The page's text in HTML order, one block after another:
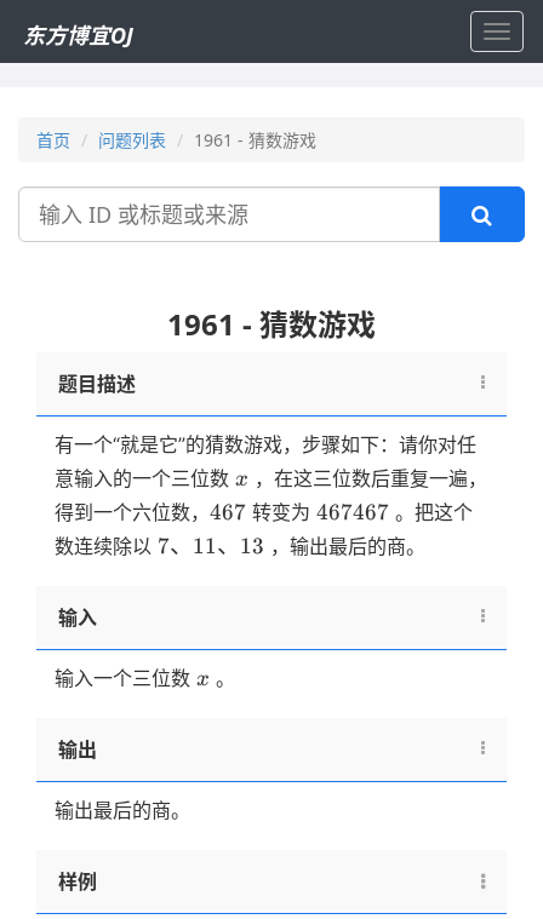
东方博宜OJ
首页 问题列表 1961 - 猜数游戏
搜
1961 - 猜数游戏
题目描述
有一个“就是它”的猜数游戏，步骤如下：请你对任
意输入的一个三位数 x
x ，在这三位数后重复一遍，
得到一个六位数， 467
467 转变为 467467
467467 。把这个
数连续除以 7、
7、 11、 13 ，输出最后的商。
输入
输入一个三位数 x
x 。
输出
输出最后的商。
样例